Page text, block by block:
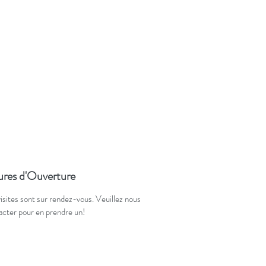
d'Ouverture
sont sur rendez-vous. Veuillez nous
pour en prendre un!